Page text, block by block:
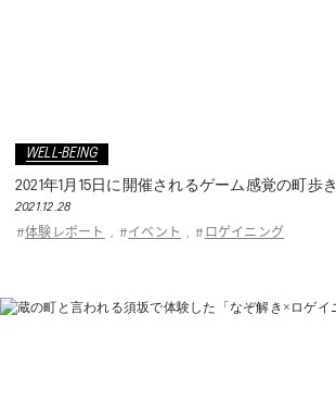
WELL-BEING
2021年1月15日に開催されるゲーム感覚の町歩き
2021.12.28
#体験レポート , # イベント , # ロゲイニング